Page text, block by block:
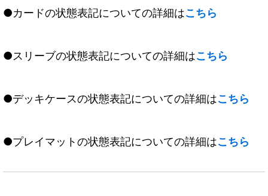
●カードの状態表記についての詳細はこちら
●スリーブの状態表記についての詳細はこちら
●デッキケースの状態表記についての詳細はこちら
●プレイマットの状態表記についての詳細はこちら